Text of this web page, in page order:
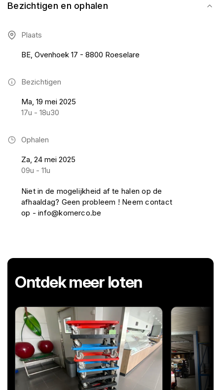
Bezichtigen en ophalen
Plaats
BE, Ovenhoek 17 - 8800 Roeselare
Bezichtigen
Ma, 19 mei 2025
17u - 18u30
Ophalen
Za, 24 mei 2025
09u - 11u
Niet in de mogelijkheid af te halen op de
afhaaldag? Geen probleem ! Neem contact
op - info@komerco.be
Ontdek meer loten